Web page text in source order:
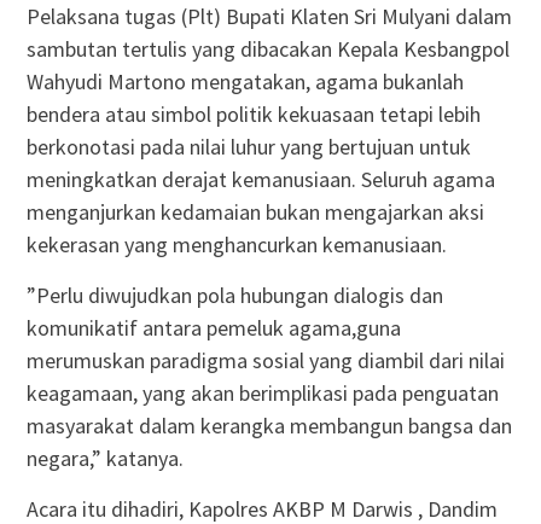
Pelaksana tugas (Plt) Bupati Klaten Sri Mulyani dalam
sambutan tertulis yang dibacakan Kepala Kesbangpol
Wahyudi Martono mengatakan, agama bukanlah
bendera atau simbol politik kekuasaan tetapi lebih
berkonotasi pada nilai luhur yang bertujuan untuk
meningkatkan derajat kemanusiaan. Seluruh agama
menganjurkan kedamaian bukan mengajarkan aksi
kekerasan yang menghancurkan kemanusiaan.
”Perlu diwujudkan pola hubungan dialogis dan
komunikatif antara pemeluk agama,guna
merumuskan paradigma sosial yang diambil dari nilai
keagamaan, yang akan berimplikasi pada penguatan
masyarakat dalam kerangka membangun bangsa dan
negara,” katanya.
Acara itu dihadiri, Kapolres AKBP M Darwis , Dandim